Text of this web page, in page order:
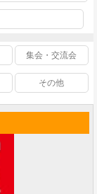
集会・交流会
その他